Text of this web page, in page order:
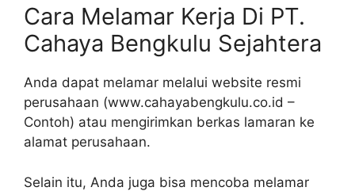
Cara Melamar Kerja Di PT.
Cahaya Bengkulu Sejahtera
Anda dapat melamar melalui website resmi
perusahaan (www.cahayabengkulu.co.id –
Contoh) atau mengirimkan berkas lamaran ke
alamat perusahaan.
Selain itu, Anda juga bisa mencoba melamar